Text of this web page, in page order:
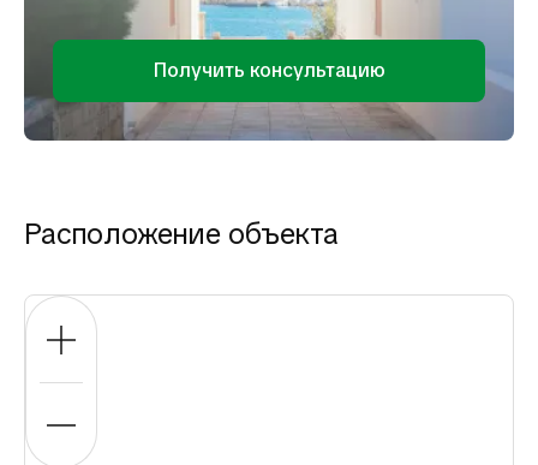
Получить консультацию
Расположение объекта